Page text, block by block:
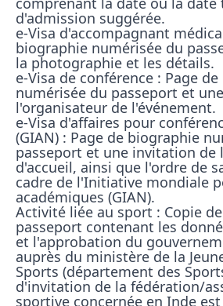
d'admission suggérée.
e-Visa d'accompagnant
biographie numérisée du
la photographie et les détails.
e-Visa de conférence : Page
numérisée du passeport et
l'organisateur de l'événement.
e-Visa d'affaires pour
(GIAN) : Page de biographie
passeport et une invitation
d'accueil, ainsi que l'ordre de
cadre de l'Initiative mondiale
académiques (GIAN).
Activité liée au sport : Copie
passeport contenant les
et l'approbation du
auprès du ministère de la
Sports (département des
d'invitation de la fédération/
sportive concernée en Inde